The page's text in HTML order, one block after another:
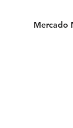
Mercado